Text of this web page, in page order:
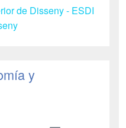
de Disseny - ESDI
y